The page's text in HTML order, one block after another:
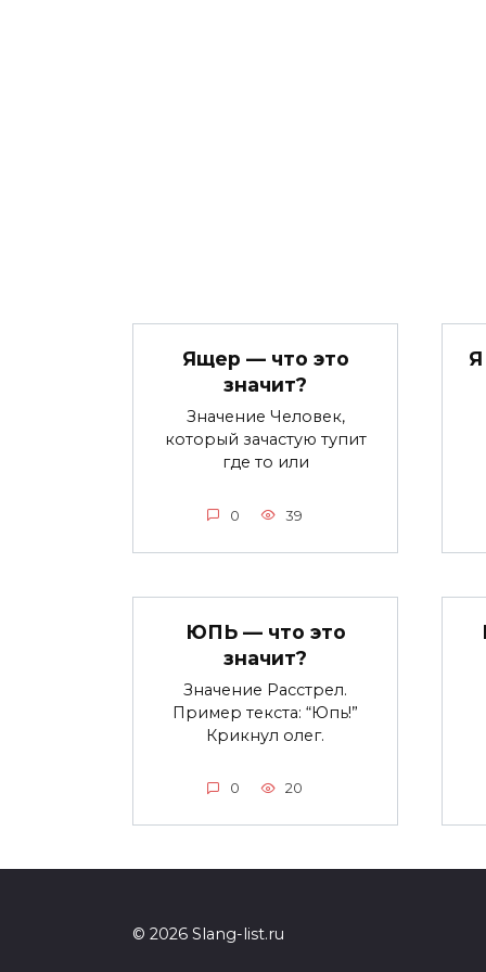
Ящер — что это
значит?
Значение Человек,
который зачастую тупит
где то или
0 39
ЮПЬ — что это
значит?
Значение Расстрел.
Пример текста: “Юпь!”
Крикнул олег.
0 20
© 2026 Slang-list.ru